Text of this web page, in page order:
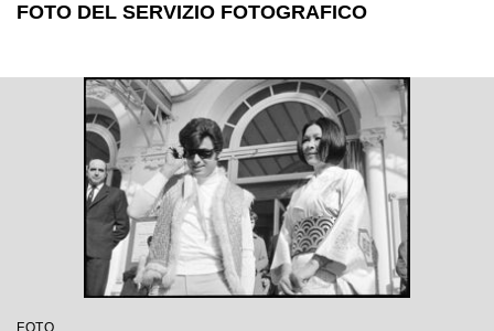
FOTO DEL SERVIZIO FOTOGRAFICO
FOTO